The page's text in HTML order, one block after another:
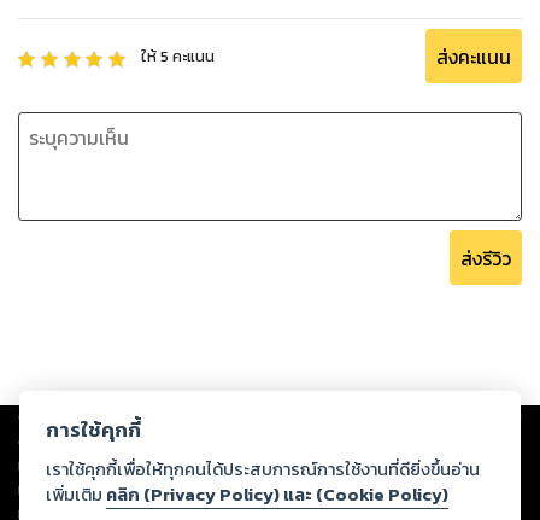
ให้5 คะแนน ส่งคะแนน
ส่งรีวิว
Copyright © 2026
ต่อผลงานหรือเนื้อหาใดที่อัปโหลดผ่านเว็บไซต์และปรากฏว่าละเมิดสิทธิใน
ทรัพย์สินทางปัญญาของบุคคลอื่นหรือขัดต่อกฎหมายและศีลธรรม ดังนั้น ผู้อ่าน
ทุกท่านโปรดใช้วิจารณญาณในการกลั่นกรองด้วยตนเอง และหากท่านพบว่าส่วน
หนึ่งส่วนใดขัดต่อกฎหมายและศีลธรรม กรุณาแจ้งมายังบริษัท เพื่อทีมงานจะได้
การใช้คุกกี้
เราใช้คุกกี้เพื่อให้ทุกคนได้ประสบการณ์การใช้งานที่ดียิ่งขึ้นอ่าน
เพิ่มเติม คลิก (Privacy Policy) และ (Cookie Policy)